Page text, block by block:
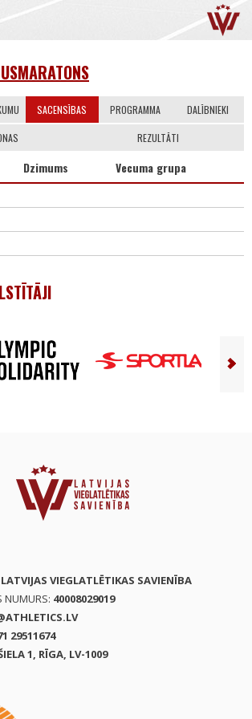
SACENSĪBAS PROGRAMMA DALĪBNIEKI
REZULTĀTI
Dzimums Vecuma grupa
LATVIJAS VIEGLATLĒTIKAS SAVIENĪBA
NUMURS: 40008029019
29511674
1, RĪGA, LV-1009